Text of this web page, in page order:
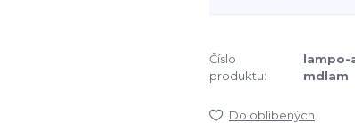
Číslo
produktu:
lampo-
mdlam
Do oblíbených